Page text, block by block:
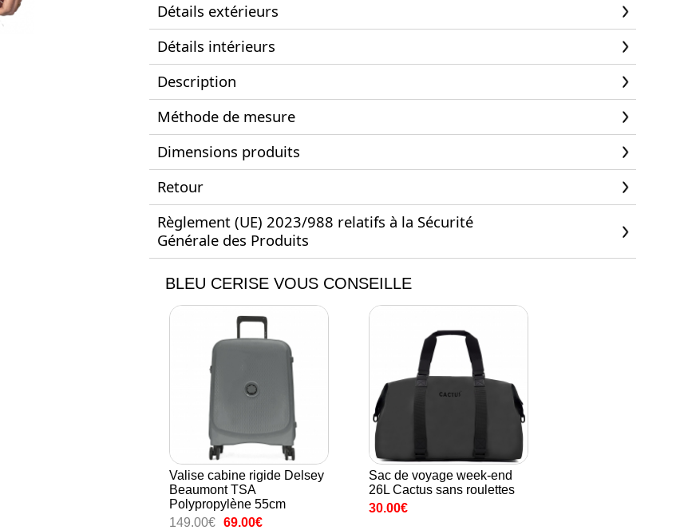
Détails extérieurs
Détails intérieurs
Description
Méthode de mesure
Dimensions produits
Retour
Règlement (UE) 2023/988 relatifs à la Sécurité
Générale des Produits
BLEU CERISE VOUS CONSEILLE
Valise cabine rigide Delsey
Beaumont TSA
Polypropylène 55cm
149.00€ 69.00€
Sac de voyage week-end
26L Cactus sans roulettes
30.00€